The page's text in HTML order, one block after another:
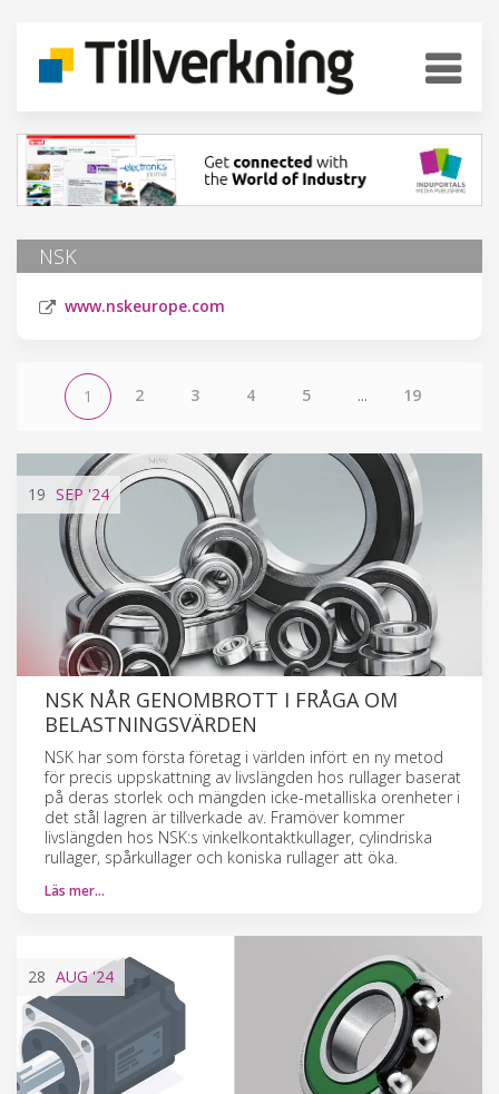
NSK
www.nskeurope.com
1 2 3 4 5 ... 19
19 SEP '24
NSK NÅR GENOMBROTT I FRÅGA OM
BELASTNINGSVÄRDEN
NSK har som första företag i världen infört en ny metod
för precis uppskattning av livslängden hos rullager baserat
på deras storlek och mängden icke-metalliska orenheter i
det stål lagren är tillverkade av. Framöver kommer
livslängden hos NSK:s vinkelkontaktkullager, cylindriska
rullager, spårkullager och koniska rullager att öka.
Läs mer…
28 AUG'24